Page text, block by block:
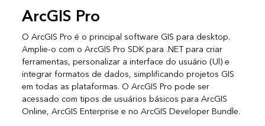
ArcGIS Pro
O ArcGIS Pro é o principal software GIS para desktop.
Amplie-o com o ArcGIS Pro SDK para .NET para criar
ferramentas, personalizar a interface do usuário (Ul) e
integrar formatos de dados, simplificando projetos GIS
em todas as plataformas. O ArcGIS Pro pode ser
acessado com tipos de usuários básicos para ArcGIS
Online, ArcGIS Enterprise e no ArcGIS Developer Bundle.